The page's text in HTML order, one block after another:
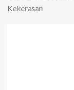
Kekerasan